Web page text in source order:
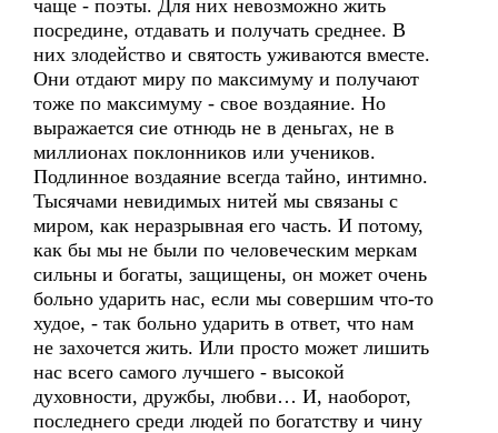
чаще - поэты. Для них невозможно жить
посредине, отдавать и получать среднее. В
них злодейство и святость уживаются вместе.
Они отдают миру по максимуму и получают
тоже по максимуму - свое воздаяние. Но
выражается сие отнюдь не в деньгах, не в
миллионах поклонников или учеников.
Подлинное воздаяние всегда тайно, интимно.
Тысячами невидимых нитей мы связаны с
миром, как неразрывная его часть. И потому,
как бы мы не были по человеческим меркам
сильны и богаты, защищены, он может очень
больно ударить нас, если мы совершим что-то
худое, - так больно ударить в ответ, что нам
не захочется жить. Или просто может лишить
нас всего самого лучшего - высокой
духовности, дружбы, любви… И, наоборот,
последнего среди людей по богатству и чину